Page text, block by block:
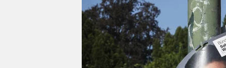
nord
wahrheit
verlag